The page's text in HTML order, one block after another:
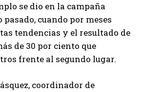
se dio en la campaña
cuando por meses
tendencias y el resultado de
de 30 por ciento que
frente al segundo lugar.
coordinador de